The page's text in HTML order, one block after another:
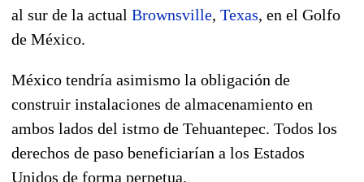
al sur de la actual Brownsville, Texas, en el Golfo
de México.
México tendría asimismo la obligación de
construir instalaciones de almacenamiento en
ambos lados del istmo de Tehuantepec. Todos los
derechos de paso beneficiarían a los Estados
Unidos de forma perpetua.